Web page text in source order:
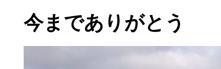
今までありがとう